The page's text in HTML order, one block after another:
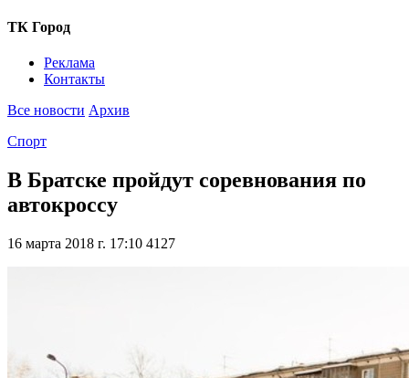
ТК Город
Реклама
Контакты
Все новости Архив
Спорт
В Братске пройдут соревнования по
автокроссу
16 марта 2018 г. 17:10 4127